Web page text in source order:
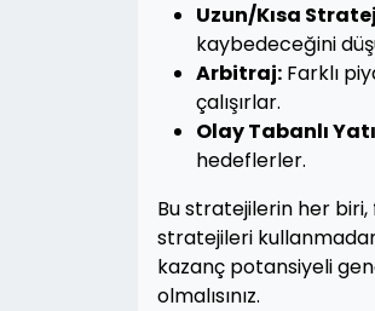
Uzun/Kısa
kaybedeceğini
Arbitraj: Farklı
çalışırlar.
Olay Tabanlı
hedeflerler.
Bu stratejilerin her biri,
stratejileri
kazanç potansiyeli
olmalısınız.